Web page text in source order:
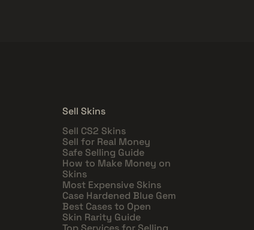
Sell Skins
Sell CS2 Skins
Sell for Real Money
Safe Selling Guide
How to Make Money on
Skins
Most Expensive Skins
Case Hardened Blue Gem
Best Cases to Open
Skin Rarity Guide